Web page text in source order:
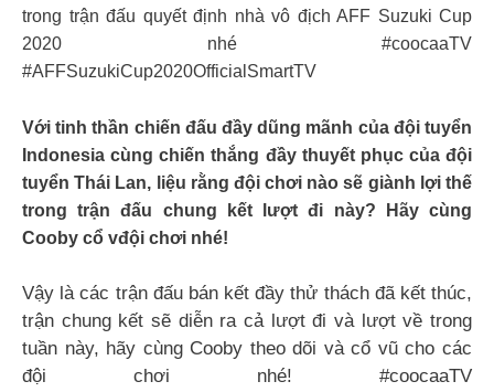
trong trận đấu quyết định nhà vô địch AFF Suzuki Cup
2020 nhé #coocaaTV
#AFFSuzukiCup2020OfficialSmartTV
Với tinh thần chiến đấu đầy dũng mãnh của đội tuyển
Indonesia cùng chiến thắng đầy thuyết phục của đội
tuyển Thái Lan, liệu rằng đội chơi nào sẽ giành lợi thế
trong trận đấu chung kết lượt đi này? Hãy cùng
Cooby cổ vđội chơi nhé!
Vậy là các trận đấu bán kết đầy thử thách đã kết thúc,
trận chung kết sẽ diễn ra cả lượt đi và lượt về trong
tuần này, hãy cùng Cooby theo dõi và cổ vũ cho các
đội chơi nhé! #coocaaTV